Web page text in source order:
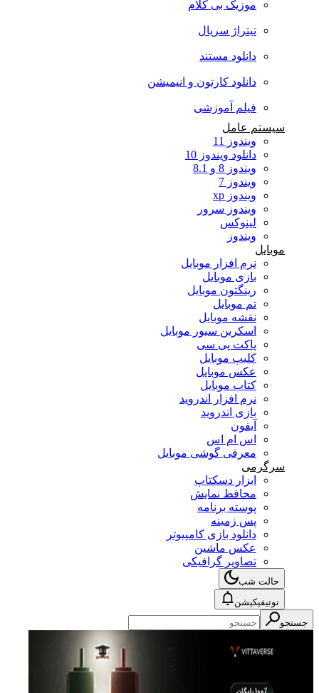
موزیک بی کلام
تیتراژ سریال
دانلود مستند
دانلود کارتون و انیمیشن
فیلم آموزشی
سیستم عامل
ویندوز 11
دانلود ویندوز 10
ویندوز 8 و 8.1
ویندوز 7
ویندوز xp
ویندوز سرور
لینوکس
ویندوز
موبایل
نرم افزار موبایل
بازی موبایل
رینگتون موبایل
تم موبایل
نقشه موبایل
اسکرین سیور موبایل
پاکت پی سی
کلیپ موبایل
عکس موبایل
کتاب موبایل
نرم افزار اندروید
بازی اندروید
آیفون
اس ام اس
معرفی گوشی موبایل
سرگرمی
ابزار دسکتاپ
محافظ نمایش
پوسته برنامه
پس زمینه
دانلود بازی کامپیوتر
عکس ماشین
تصاویر گرافیکی
حالت شب
نوتیفیکیشن
جستجو